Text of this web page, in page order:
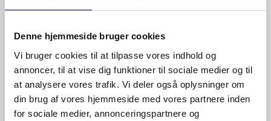
Denne hjemmeside bruger cookies
Vi bruger cookies til at tilpasse vores indhold og
annoncer, til at vise dig funktioner til sociale medier og til
at analysere vores trafik. Vi deler også oplysninger om
din brug af vores hjemmeside med vores partnere inden
for sociale medier, annonceringspartnere og
GLASDØRE
GLATTE DØRE
GREB
HJEMMEKONTOR
HOVEDDØRE